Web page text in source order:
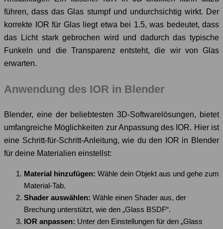
führen, dass das Glas stumpf und undurchsichtig wirkt. Der
korrekte IOR für Glas liegt etwa bei 1.5, was bedeutet, dass
das Licht stark gebrochen wird und dadurch das typische
Funkeln und die Transparenz entsteht, die wir von Glas
erwarten.
Anwendung des IOR in Blender
Blender, eine der beliebtesten 3D-Softwarelösungen, bietet
umfangreiche Möglichkeiten zur Anpassung des IOR. Hier ist
eine Schritt-für-Schritt-Anleitung, wie du den IOR in Blender
für deine Materialien einstellst:
Material hinzufügen: Wähle dein Objekt aus und gehe zum
Material-Tab.
Shader auswählen: Wähle einen Shader aus, der
Brechung unterstützt, wie den „Glass BSDF“.
IOR anpassen: Unter den Einstellungen für den „Glass